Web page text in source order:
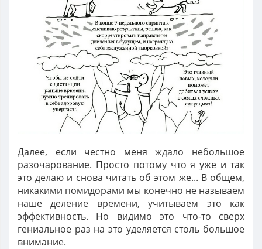
Далее, если честно меня ждало небольшое
разочарование. Просто потому что я уже и так
это делаю и снова читать об этом же... В общем,
никакими помидорами мы конечно не называем
наше деление времени, учитываем это как
эффективность. Но видимо это что-то сверх
гениальное раз на это уделяется столь большое
внимание.